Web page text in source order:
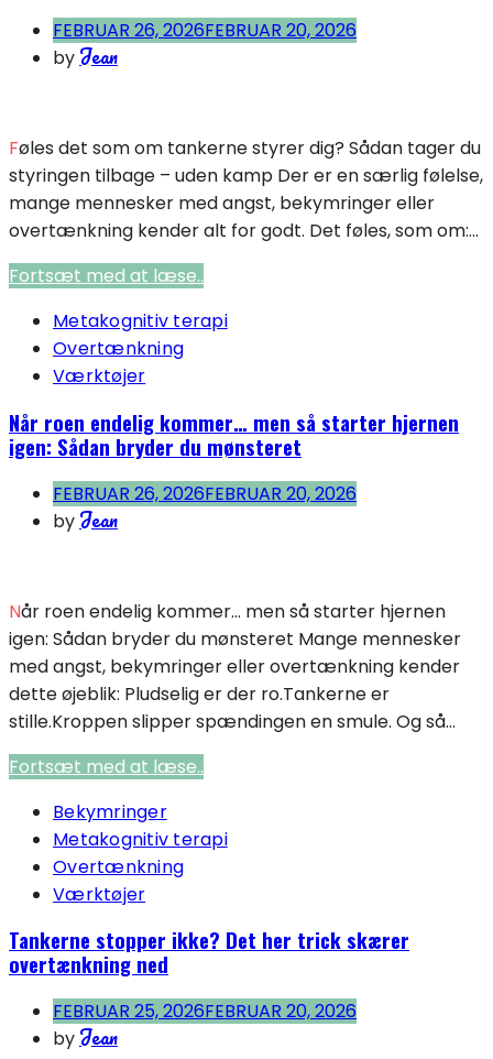
FEBRUAR 26, 2026FEBRUAR 20, 2026
by Jean
Føles det som om tankerne styrer dig? Sådan tager du
styringen tilbage – uden kamp Der er en særlig følelse,
mange mennesker med angst, bekymringer eller
overtænkning kender alt for godt. Det føles, som om:...
Fortsæt med at læse..
Metakognitiv terapi
Overtænkning
Værktøjer
Når roen endelig kommer… men så starter hjernen
igen: Sådan bryder du mønsteret
FEBRUAR 26, 2026FEBRUAR 20, 2026
by Jean
Når roen endelig kommer… men så starter hjernen
igen: Sådan bryder du mønsteret Mange mennesker
med angst, bekymringer eller overtænkning kender
dette øjeblik: Pludselig er der ro.Tankerne er
stille.Kroppen slipper spændingen en smule. Og så...
Fortsæt med at læse..
Bekymringer
Metakognitiv terapi
Overtænkning
Værktøjer
Tankerne stopper ikke? Det her trick skærer
overtænkning ned
FEBRUAR 25, 2026FEBRUAR 20, 2026
by Jean